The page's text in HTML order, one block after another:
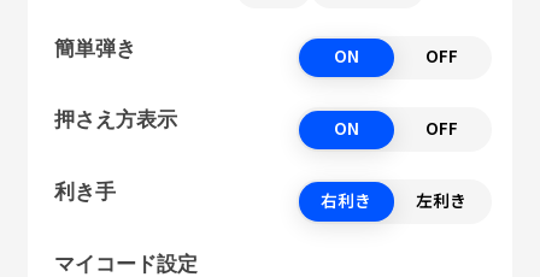
簡単弾き ON OFF
押さえ方表示 ON OFF
利き手 右利き 左利き
マイコード設定